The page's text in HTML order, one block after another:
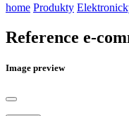
home Produkty
Reference e-
Image preview